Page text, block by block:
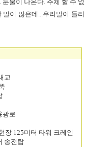
물이 나온다. 주체 할 수 없
이 많은데...우리말이 들리
교
광로
장 125미터 타워 크레인
송전탑